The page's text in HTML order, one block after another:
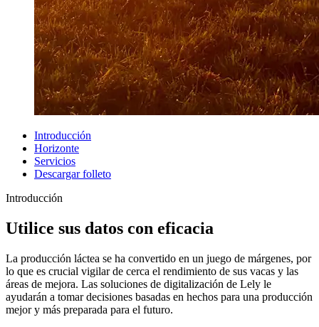
Introducción
Horizonte
Servicios
Descargar folleto
Introducción
Utilice sus datos con eficacia
La producción láctea se ha convertido en un juego de márgenes, por
lo que es crucial vigilar de cerca el rendimiento de sus vacas y las
áreas de mejora. Las soluciones de digitalización de Lely le
ayudarán a tomar decisiones basadas en hechos para una producción
mejor y más preparada para el futuro.